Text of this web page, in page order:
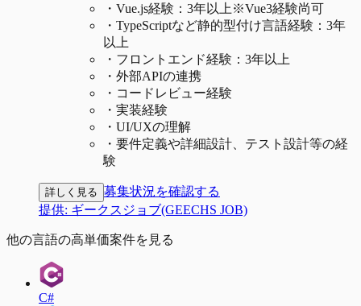
・ Vue.js経験：3年以上※Vue3経験尚可
・ TypeScriptなど静的型付け言語経験：3年
以上
・ フロントエンド経験：3年以上
・ 外部APIの連携
・ コードレビュー経験
・ 実装経験
・ UI/UXの理解
・ 要件定義や詳細設計、テスト設計等の経
験
詳しく見る 募集状況を確認する
提供: ギークスジョブ(GEECHS JOB)
他の言語の高単価案件を見る
C#